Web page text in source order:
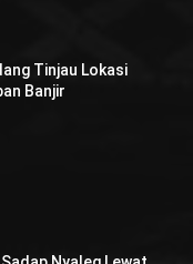
Tinjau Lokasi
Banjir